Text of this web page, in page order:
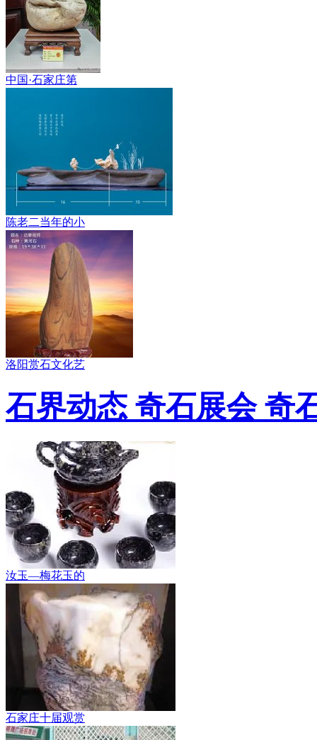
中国·石家庄第
陈老二当年的小
洛阳赏石文化艺
石界动态 奇石展会 奇
汝玉—梅花玉的
石家庄十届观赏